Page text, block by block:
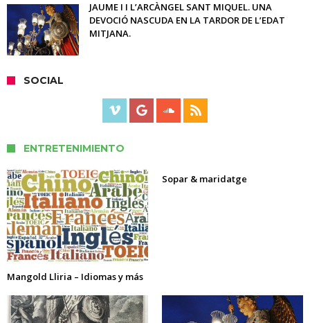
JAUME I I L’ARCÀNGEL SANT MIQUEL. UNA
DEVOCIÓ NASCUDA EN LA TARDOR DE L’EDAT
MITJANA.
SOCIAL
ENTRETENIMIENTO
Mangold Lliria – Idiomas y más
Sopar & maridatge